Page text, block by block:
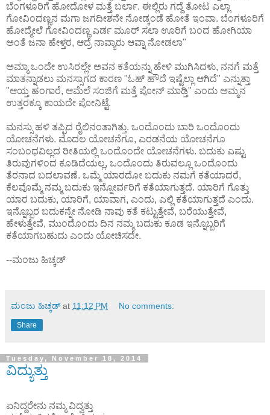
ಬೆಂಗಳೂರಿಗೆ ಹೋದೋಳ ಮತ್ತೆ ಬರ್ಲಾ. ಈಲ್ಲಿರು ಗದ್ದೆ ತೋಟ ಎಲ್ಲಾ
ಗೋವಿಂದಣ್ಣನ ಮಗಾ ಜಗದೀಶನೇ ನೋಡ್ಕಂಡೆ ಹೋತೆ ಇಂವಾ. ಬೆಂಗಳೂರಿಗೆ
ಹೋದ್ಮೇಲೆ ಗೋವಿಂದಣ್ಣ ಎರ್ಡ ಮೂರ್ ಸಲಾ ಊರಿಗೆ ಬಂದ ಹೋಗಿಯಾ
ಅಂತೆ ಜನಾ ಹೇಳ್ತರ, ಆದ್ರೆ ನಾವ್ಯಾರು ಆವ್ನಾ ನೋಡಲಾ"
ಅಮ್ಮಾ ಒಂದೇ ಉಸಿರಲ್ಲೇ ಅವನ ಕತೆಯನ್ನು ಹೇಳಿ ಮುಗಿಸಿದಳು, ನನಗೆ ಮತ್ತೆ
ಮಾತನ್ನಾಡಲು ಮನಸ್ಸಾಗದ ಕಾರಣ "ಓಹ್ ಹೌದೆ ಇಷ್ಟೆಲ್ಲಾ ಆಗಿದೆ" ಎನ್ನುತ್ತಾ
"ಆಯ್ತ ಹಂಗಾರೆ, ಆಮೆಲೆ ಸಂಜಿಗೆ ಮತ್ತೆ ಪೋನ್ ಮಾಡ್ತಿ" ಎಂದು ಅಮ್ಮನ
ಉತ್ತರಕ್ಕೂ ಕಾಯದೇ ಪೋನಿಟ್ಟೆ.
ಮನಸ್ಸು ಹಳಿ ತಪ್ಪಿದ ರೈಲಿನಂತಾಗಿತ್ತು. ಒಂದೊಂದು ಬಾರಿ ಒಂದೊಂದು
ಯೋಚನೆಗಳು. ಮೊದಲ ಯೋಚನೆಗೂ, ಎರಡನೆಯ ಯೋಚನೆಗೂ
ಸಂಬಂಧವಿಲ್ಲದ ರೀತಿಯಲ್ಲಿ ಒಂದೊಂದೇ ಯೋಚನೆಗಳು. ಬದುಕು ಎಷ್ಟು
ತಿರುವುಗಳಿಂದ ಕೂಡಿದೆಯಲ್ಲ, ಒಂದೊಂದು ತಿರುವಲ್ಲೂ ಒಂದೊಂದು
ತೆರನಾದ ಬದಲಾವಣೆ. ಒಮ್ಮೆ ಯಾರದೋ ಬದುಕು ನಮಗೆ ಕತೆಯಾದರೆ,
ಕೆಲವೊಮ್ಮೆ ನಮ್ಮ ಬದುಕು ಇನ್ನೋರ್ವರಿಗೆ ಕತೆಯಾಗುತ್ತದೆ. ಯಾರಿಗೆ ಗೊತ್ತು
ಯಾರ ಬದುಕು, ಯಾರಿಗೆ, ಯಾವಾಗ, ಎಂದು, ಎಲ್ಲಿ ಕತೆಯಾಗುತ್ತದೆ ಎಂದು.
ಇನ್ನೊಬ್ಬರ ಬದುಕನ್ನೇ ನೋಡಿ ನಾವು ಕತೆ ಕಟ್ಟುತ್ತೇವೆ, ಬರೆಯುತ್ತೇವೆ,
ಹೇಳುತ್ತೇವೆ, ಮುಂದೊಂದು ದಿನ ನಮ್ಮ ಬದುಕು ಕೂಡ ಇನ್ನೊಬ್ಬರಿಗೆ
ಕತೆಯಾಗಬಹುದು ಎಂದು ಯೋಚಿಸದೇ.
--ಮಂಜು ಹಿಚ್ಕಡ್
ಮಂಜು ಹಿಚ್ಕಡ್ at 11:12 PM No comments:
Share
Tuesday, November 18, 2014
ವಿದ್ಯುತ್ತು
ಏನಿದ್ದರೇನು ನಮ್ಮ ವಿದ್ವತ್ತು